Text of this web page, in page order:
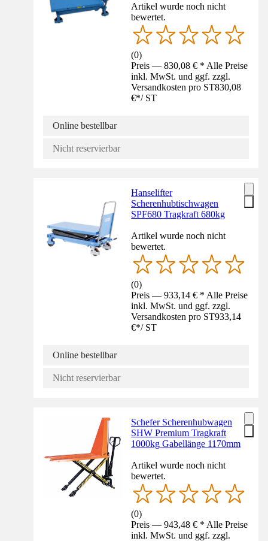
Artikel wurde noch nicht
bewertet.
(0)
Preis — 830,08 € * Alle Preise
inkl. MwSt. und ggf. zzgl.
Versandkosten pro ST830,08
€*/ ST
Online bestellbar
Nicht reservierbar
Hanselifter
Scherenhubtischwagen
SPF680 Tragkraft 680kg
Artikel wurde noch nicht
bewertet.
(0)
Preis — 933,14 € * Alle Preise
inkl. MwSt. und ggf. zzgl.
Versandkosten pro ST933,14
€*/ ST
Online bestellbar
Nicht reservierbar
Schefer Scherenhubwagen
SHW Premium Tragkraft
1000kg Gabellänge 1170mm
Artikel wurde noch nicht
bewertet.
(0)
Preis — 943,48 € * Alle Preise
inkl. MwSt. und ggf. zzgl.